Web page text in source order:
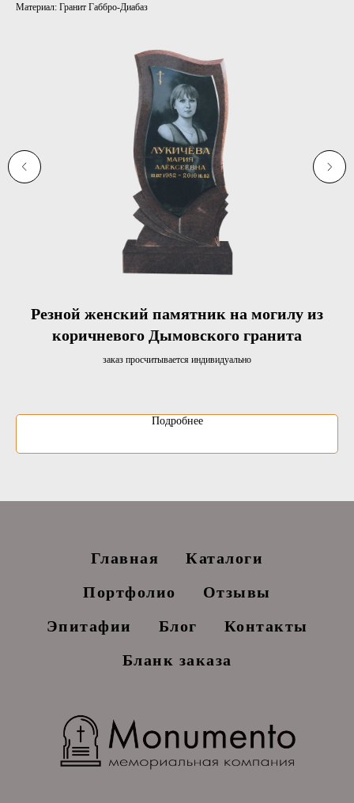
Материал: Гранит Габбро-Диабаз
Резной женский памятник на могилу из
коричневого Дымовского гранита
заказ просчитывается индивидуально
Подробнее
Главная
Каталоги
Портфолио
Отзывы
Эпитафии
Блог
Контакты
Бланк заказа